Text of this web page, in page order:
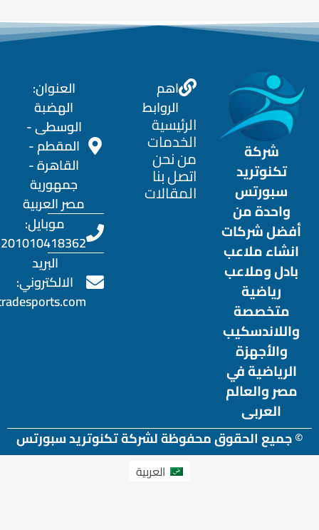
شركة
تكنوتريد
سبورتس
واحدة من
أفضل شركات
انشاء ملاعب
بادل وملاعب
رياضية
متخصصة
واللاندسكيب
والأجهزة
الرياضية في
مصر والعالم
العربى
اهم
الروابط
الرئيسية
الخدمات
من نحن
اتصل بنا
المقالات
العنوان:
الهضبة
الوسطى -
المقطم -
القاهرة -
جمهورية
مصر العربية
موبايل:
201010418362+
البريد
الالكتروني:
© جميع الحقوق محفوظة لشركة تكنوتريد سبورتس
العربية